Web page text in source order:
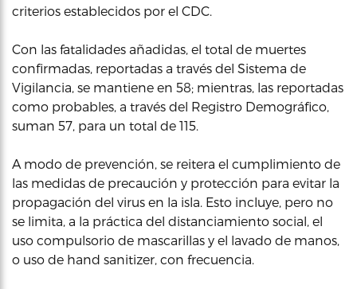
criterios establecidos por el CDC.
Con las fatalidades añadidas, el total de muertes
confirmadas, reportadas a través del Sistema de
Vigilancia, se mantiene en 58; mientras, las reportadas
como probables, a través del Registro Demográfico,
suman 57, para un total de 115.
A modo de prevención, se reitera el cumplimiento de
las medidas de precaución y protección para evitar la
propagación del virus en la isla. Esto incluye, pero no
se limita, a la práctica del distanciamiento social, el
uso compulsorio de mascarillas y el lavado de manos,
o uso de hand sanitizer, con frecuencia.